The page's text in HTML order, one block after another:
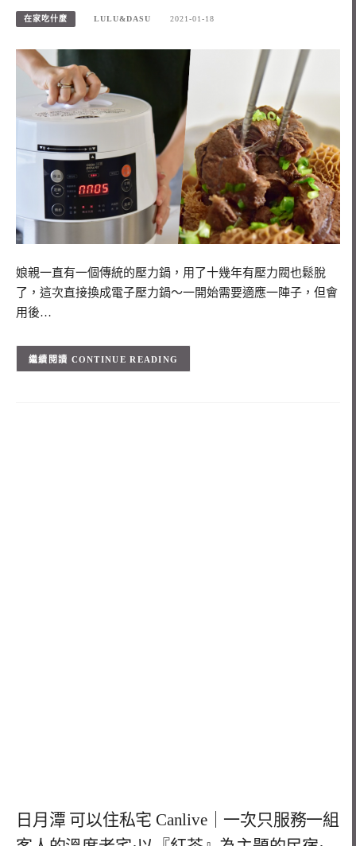
在家吃什麼 LULU&DASU 2021-01-18
娘親一直有一個傳統的壓力鍋，用了十幾年有壓力閥也鬆脫
了，這次直接換成電子壓力鍋～一開始需要適應一陣子，但會
用後…
CONTINUE READING
日月潭 可以住私宅 Canlive｜一次只服務一組